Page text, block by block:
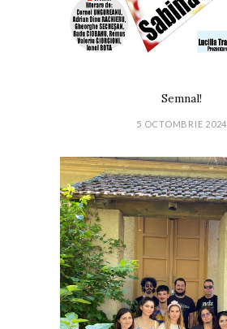
Semnal!
5 OCTOMBRIE 2024